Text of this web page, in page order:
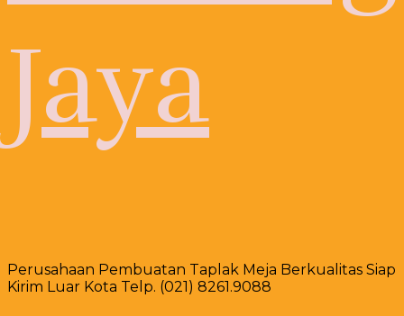
Jaya
Perusahaan Pembuatan Taplak Meja Berkualitas Siap
Kirim Luar Kota Telp. (021) 8261.9088